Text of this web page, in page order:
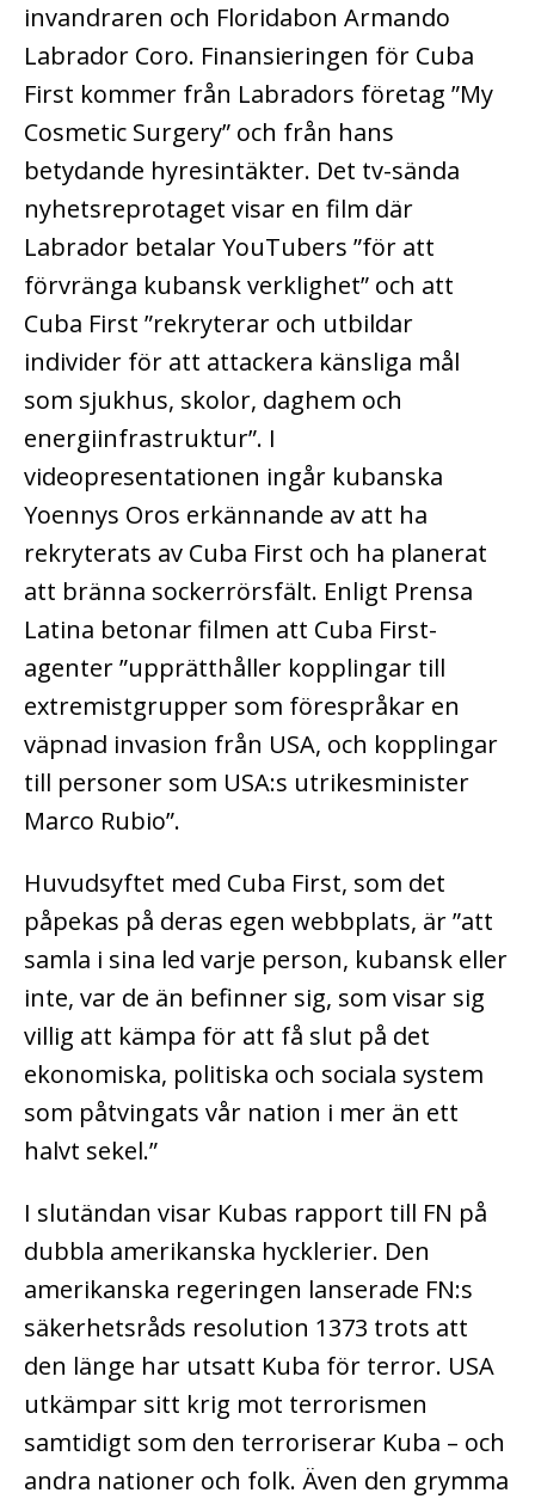
invandraren och Floridabon Armando
Labrador Coro. Finansieringen för Cuba
First kommer från Labradors företag ”My
Cosmetic Surgery” och från hans
betydande hyresintäkter. Det tv-sända
nyhetsreprotaget visar en film där
Labrador betalar YouTubers ”för att
förvränga kubansk verklighet” och att
Cuba First ”rekryterar och utbildar
individer för att attackera känsliga mål
som sjukhus, skolor, daghem och
energiinfrastruktur”. I
videopresentationen ingår kubanska
Yoennys Oros erkännande av att ha
rekryterats av Cuba First och ha planerat
att bränna sockerrörsfält. Enligt Prensa
Latina betonar filmen att Cuba First-
agenter ”upprätthåller kopplingar till
extremistgrupper som förespråkar en
väpnad invasion från USA, och kopplingar
till personer som USA:s utrikesminister
Marco Rubio”.
Huvudsyftet med Cuba First, som det
påpekas på deras egen webbplats, är ”att
samla i sina led varje person, kubansk eller
inte, var de än befinner sig, som visar sig
villig att kämpa för att få slut på det
ekonomiska, politiska och sociala system
som påtvingats vår nation i mer än ett
halvt sekel.”
I slutändan visar Kubas rapport till FN på
dubbla amerikanska hycklerier. Den
amerikanska regeringen lanserade FN:s
säkerhetsråds resolution 1373 trots att
den länge har utsatt Kuba för terror. USA
utkämpar sitt krig mot terrorismen
samtidigt som den terroriserar Kuba – och
andra nationer och folk. Även den grymma